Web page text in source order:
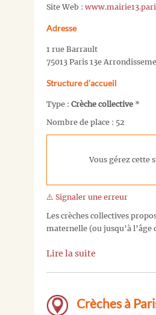
Site Web :
Adresse
1 rue Barrault
75013 Paris 13e
Structure d’accueil
Type : Crèche collective *
Nombre de place : 52
Vous gérez cette
⚠️ Signaler une erreur
Les crèches collectives
maternelle (ou jusqu’à l’âge
Lire la suite
Crèches à